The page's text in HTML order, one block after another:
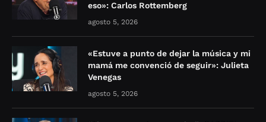
eso»: Carlos Rottemberg
agosto 5, 2026
«Estuve a punto de dejar la música y mi
mamá me convenció de seguir»: Julieta
Venegas
agosto 5, 2026